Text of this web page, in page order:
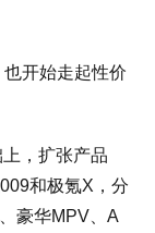
开始走起性价
，扩张产品
和极氪X，分
豪华MPV、A